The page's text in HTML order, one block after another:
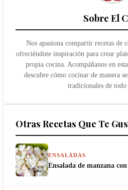
Sobre El
Nos apasiona compartir recetas de
ofreciéndote inspiración para crear
propia cocina. Acompáñanos en
descubre cómo cocinar de manera
tradicionales de todo
Otras Recetas Que Te
ENSALADAS
Ensalada de manzana